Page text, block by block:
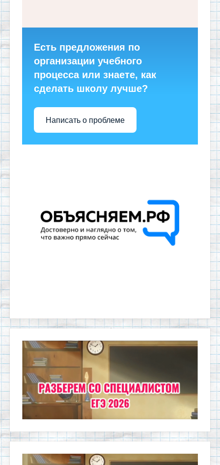
Есть предложения по
организации учебного
процесса или знаете, как
сделать школу лучше?
Написать о проблеме